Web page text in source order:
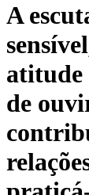
A
atitude
de